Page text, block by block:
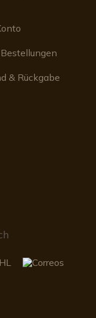
& Rückgabe